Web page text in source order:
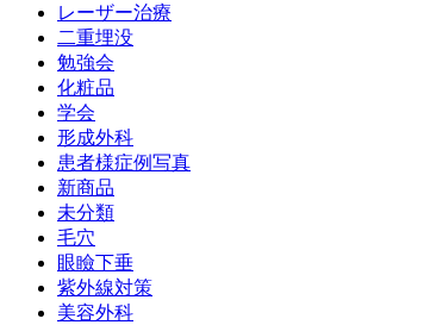
レーザー治療
二重埋没
勉強会
化粧品
学会
形成外科
患者様症例写真
新商品
未分類
毛穴
眼瞼下垂
紫外線対策
美容外科